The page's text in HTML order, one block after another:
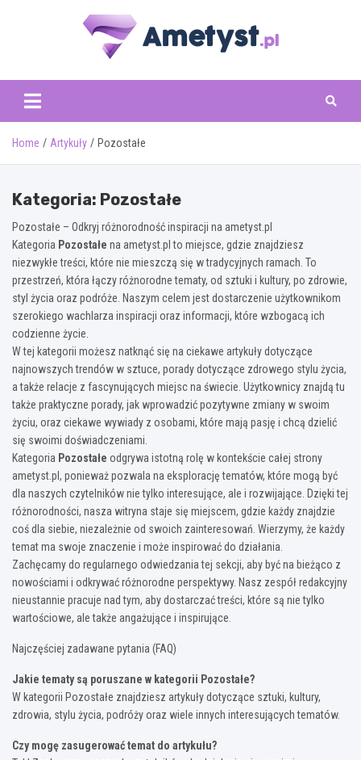
www.ametyst.pl
Home Artykuły Pozostałe
Kategoria: Pozostałe
Pozostałe – Odkryj różnorodność inspiracji na ametyst.pl
Kategoria Pozostałe na ametyst.pl to miejsce, gdzie znajdziesz
niezwykłe treści, które nie mieszczą się w tradycyjnych ramach. To
przestrzeń, która łączy różnorodne tematy, od sztuki i kultury, po zdrowie,
styl życia oraz podróże. Naszym celem jest dostarczenie użytkownikom
szerokiego wachlarza inspiracji oraz informacji, które wzbogacą ich
codzienne życie.
W tej kategorii możesz natknąć się na ciekawe artykuły dotyczące
najnowszych trendów w sztuce, porady dotyczące zdrowego stylu życia,
a także relacje z fascynujących miejsc na świecie. Użytkownicy znajdą tu
także praktyczne porady, jak wprowadzić pozytywne zmiany w swoim
życiu, oraz ciekawe wywiady z osobami, które mają pasję i chcą dzielić
się swoimi doświadczeniami.
Kategoria Pozostałe odgrywa istotną rolę w kontekście całej strony
ametyst.pl, ponieważ pozwala na eksplorację tematów, które mogą być
dla naszych czytelników nie tylko interesujące, ale i rozwijające. Dzięki tej
różnorodności, nasza witryna staje się miejscem, gdzie każdy znajdzie
coś dla siebie, niezależnie od swoich zainteresowań. Wierzymy, że każdy
temat ma swoje znaczenie i może inspirować do działania.
Zachęcamy do regularnego odwiedzania tej sekcji, aby być na bieżąco z
nowościami i odkrywać różnorodne perspektywy. Nasz zespół redakcyjny
nieustannie pracuje nad tym, aby dostarczać treści, które są nie tylko
wartościowe, ale także angażujące i inspirujące.
Najczęściej zadawane pytania (FAQ)
Jakie tematy są poruszane w kategorii Pozostałe?
W kategorii Pozostałe znajdziesz artykuły dotyczące sztuki, kultury,
zdrowia, stylu życia, podróży oraz wiele innych interesujących tematów.
Czy mogę zasugerować temat do artykułu?